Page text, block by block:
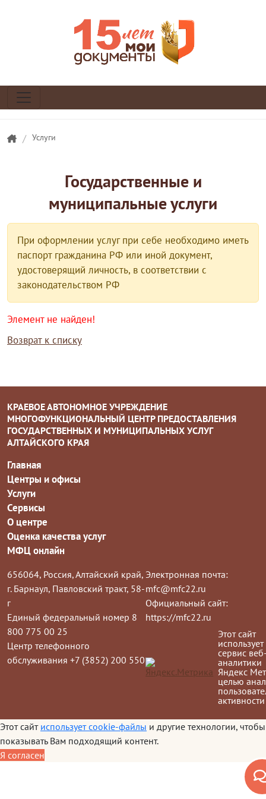
/ Услуги
Государственные и
муниципальные услуги
При оформлении услуг при себе необходимо иметь
паспорт гражданина РФ или иной документ,
удостоверящий личность, в соответствии с
законодательством РФ
Элемент не найден!
Возврат к списку
КРАЕВОЕ АВТОНОМНОЕ УЧРЕЖДЕНИЕ
МНОГОФУНКЦИОНАЛЬНЫЙ ЦЕНТР ПРЕДОСТАВЛЕНИЯ
ГОСУДАРСТВЕННЫХ И МУНИЦИПАЛЬНЫХ УСЛУГ
АЛТАЙСКОГО КРАЯ
Главная
Центры и офисы
Услуги
Сервисы
О центре
Оценка качества услуг
МФЦ онлайн
656064, Россия, Алтайский край,
г. Барнаул, Павловский тракт, 58-
г
Единый федеральный номер 8
800 775 00 25
Центр телефонного
обслуживания +7 (3852) 200 550
Электронная почта:
mfc@mfc22.ru
Официальный сайт:
https://mfc22.ru
Этот сайт
использует
сервис
аналитики
Яндекс
целью
активности
Этот сайт использует cookie-файлы и другие технологии, чтобы
показывать Вам подходящий контент.
Я согласен